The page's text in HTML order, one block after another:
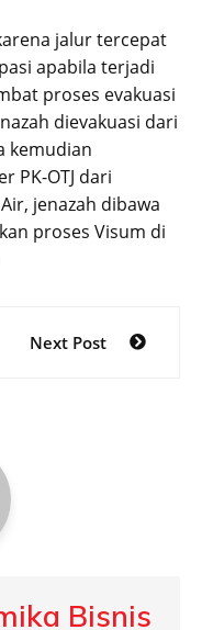
jalur tercepat
apabila terjadi
proses evakuasi
dievakuasi dari
kemudian
PK-OTJ dari
jenazah dibawa
proses Visum di
Next Post
Bisnis